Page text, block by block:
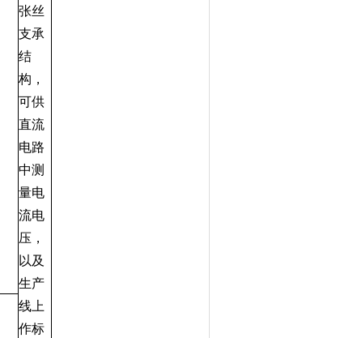
张丝
支承
结
构，
可供
直流
电路
中测
量电
流电
压，
以及
生产
线上
作标